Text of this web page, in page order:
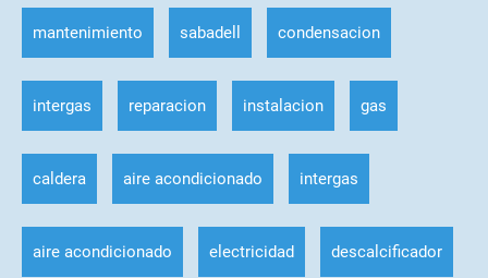
mantenimiento sabadell condensacion
intergas reparacion instalacion gas
caldera aire acondicionado intergas
aire acondicionado electricidad descalcificador